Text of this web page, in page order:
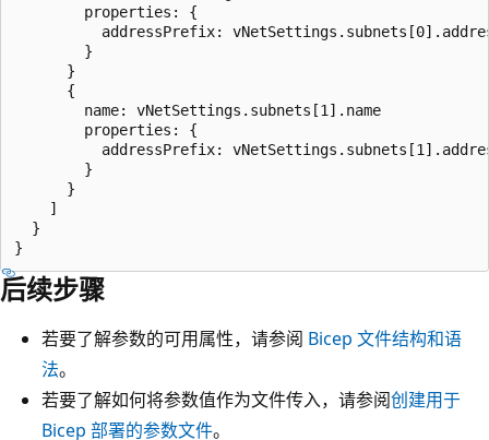
        properties: {
addressPrefix:
        }
      }
      {
        name: vNetSettings.subnets[1].name
        properties: {
addressPrefix:
        }
      }
    ]
  }
后续步骤
若要了解参数的可用属性，请参阅 Bicep 文件结构和语
法。
若要了解如何将参数值作为文件传入，请参阅创建用于
Bicep 部署的参数文件。